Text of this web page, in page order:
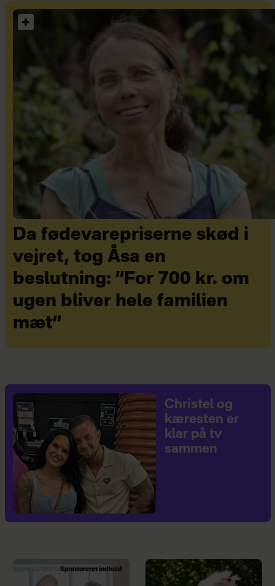
Da fødevarepriserne skød i
vejret, tog Åsa en
beslutning: ”For 700 kr. om
ugen bliver hele familien
mæt”
Christel og
kæresten er
klar på tv
sammen
Sponsoreret indhold